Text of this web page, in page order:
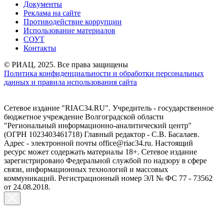
Документы
Реклама на сайте
Противодействие коррупции
Использование материалов
СОУТ
Контакты
© РИАЦ, 2025. Все права защищены
Политика конфиденциальности и обработки персональных
данных и правила использования сайта
Сетевое издание "RIAC34.RU". Учредитель - государственное
бюджетное учреждение Волгоградской области
"Региональный информационно-аналитический центр"
(ОГРН 1023403461718) Главный редактор - С.В. Басалаев.
Адрес - электронной почты office@riac34.ru. Настоящий
ресурс может содержать материалы 18+. Сетевое издание
зарегистрировано Федеральной службой по надзору в сфере
связи, информационных технологий и массовых
коммуникаций. Регистрационный номер ЭЛ № ФС 77 - 73562
от 24.08.2018.